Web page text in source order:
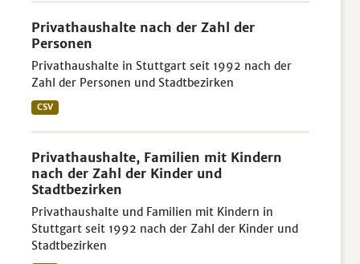
Privathaushalte nach der Zahl der
Personen
Privathaushalte in Stuttgart seit 1992 nach der
Zahl der Personen und Stadtbezirken
CSV
Privathaushalte, Familien mit Kindern
nach der Zahl der Kinder und
Stadtbezirken
Privathaushalte und Familien mit Kindern in
Stuttgart seit 1992 nach der Zahl der Kinder und
Stadtbezirken